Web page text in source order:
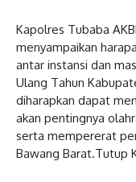
Kapolres Tubaba
menyampaikan
antar instansi dan
Ulang Tahun
diharapkan dapat
akan pentingnya
serta mempererat
Bawang Barat.Tutup